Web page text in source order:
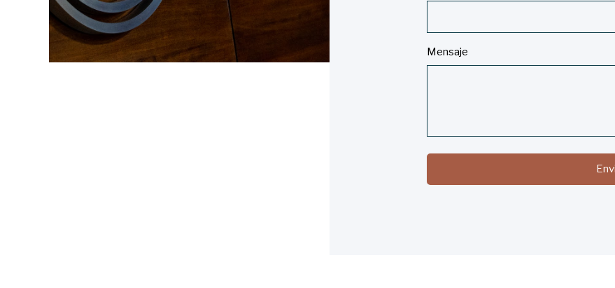
Mensaje